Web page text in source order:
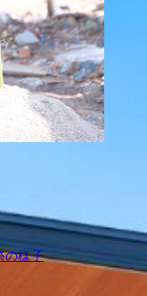
の様子